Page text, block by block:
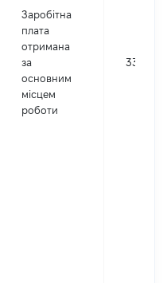
Заробітна
плата
отримана
за
основним
місцем
роботи
33462